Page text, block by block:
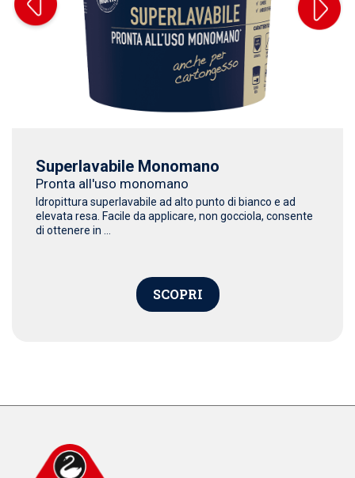
Superlavabile Monomano
Pronta all'uso monomano
Idropittura superlavabile ad alto punto di bianco e ad
elevata resa. Facile da applicare, non gocciola, consente
di ottenere in ...
SCOPRI